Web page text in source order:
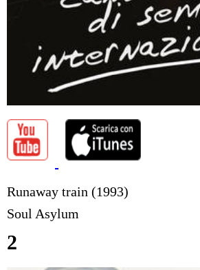
Runaway train (1993)
Soul Asylum
2